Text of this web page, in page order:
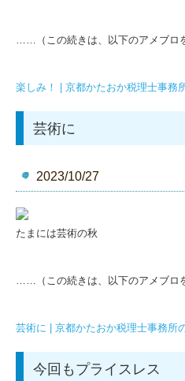
……（この続きは、以下のアメブロ
楽しみ！ | 京都かたおか税理士事務
芸術に
2023/10/27
たまには芸術の秋
……（この続きは、以下のアメブロ
芸術に | 京都かたおか税理士事務所
今回もプライスレス